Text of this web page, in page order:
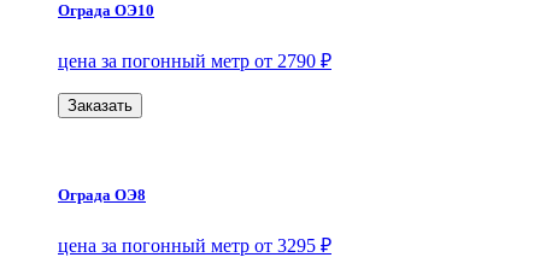
Ограда ОЭ10
цена за погонный метр от 2790 ₽
Заказать
Ограда ОЭ8
цена за погонный метр от 3295 ₽